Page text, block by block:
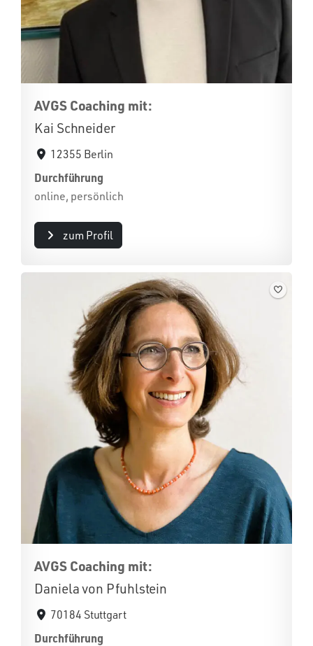
AVGS Coaching mit:
Kai Schneider
12355 Berlin
Durchführung
online, persönlich
zum Profil
AVGS Coaching mit:
Daniela von Pfuhlstein
70184 Stuttgart
Durchführung